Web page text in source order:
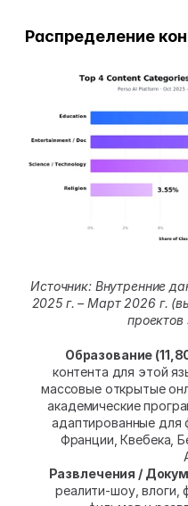
Распределение
Источник: Внутренние
2025 г. – Март 2026 г.
Образование
контента для этой
массовые открытые
академические
адаптированные для
Франции, Квебека,
Развлечения /
реалити-шоу, влоги,